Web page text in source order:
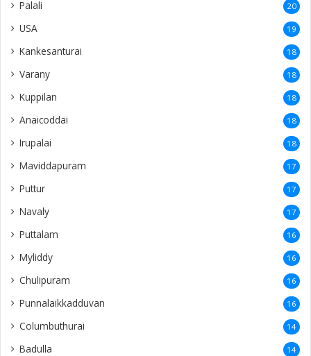
Palali 20
USA 19
Kankesanturai 18
Varany 18
Kuppilan 18
Anaicoddai 18
Irupalai 18
Maviddapuram 17
Puttur 17
Navaly 17
Puttalam 16
Myliddy 16
Chulipuram 16
Punnalaikkadduvan 16
Columbuthurai 14
Badulla 14